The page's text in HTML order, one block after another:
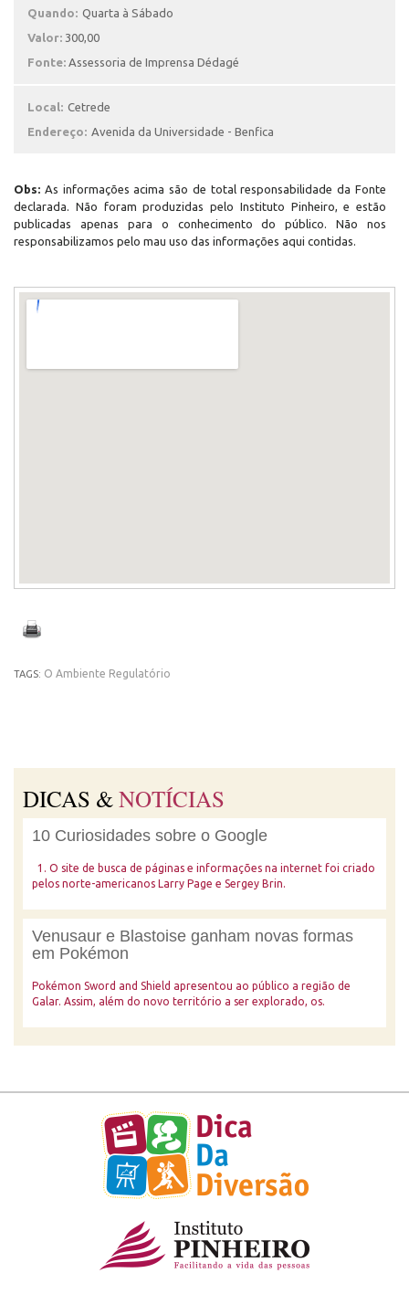
Quando: Quarta à Sábado
Valor: 300,00
Fonte: Assessoria de Imprensa Dédagé
Local: Cetrede
Endereço: Avenida da Universidade - Benfica
Obs: As informações acima são de total responsabilidade da Fonte
declarada. Não foram produzidas pelo Instituto Pinheiro, e estão
publicadas apenas para o conhecimento do público. Não nos
responsabilizamos pelo mau uso das informações aqui contidas.
TAGS: O Ambiente Regulatório
DICAS &NOTÍCIAS
10 Curiosidades sobre o Google
1. O site de busca de páginas e informações na internet foi criado
pelos norte-americanos Larry Page e Sergey Brin.
Venusaur e Blastoise ganham novas formas
em Pokémon
Pokémon Sword and Shield apresentou ao público a região de
Galar. Assim, além do novo território a ser explorado, os.